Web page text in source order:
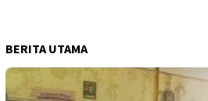
BERITA UTAMA